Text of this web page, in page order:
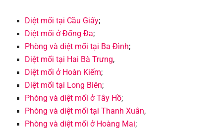
Diệt mối tại Cầu Giấy;
Diệt mối ở Đống Đa;
Phòng và diệt mối tại Ba Đình;
Diệt mối tại Hai Bà Trưng,
Diệt mối ở Hoàn Kiếm;
Diệt mối tại Long Biên;
Phòng và diệt mối ở Tây Hồ;
Phòng và diệt mối tại Thanh Xuân,
Phòng và diệt mối ở Hoàng Mai;